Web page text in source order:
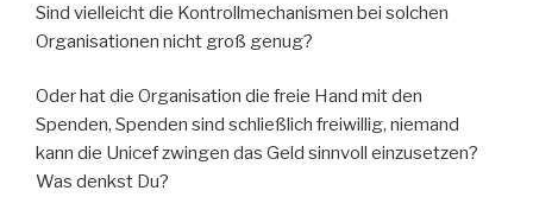
Sind vielleicht die Kontrollmechanismen bei solchen
Organisationen nicht groß genug?
Oder hat die Organisation die freie Hand mit den
Spenden, Spenden sind schließlich freiwillig, niemand
kann die Unicef zwingen das Geld sinnvoll einzusetzen?
Was denkst Du?